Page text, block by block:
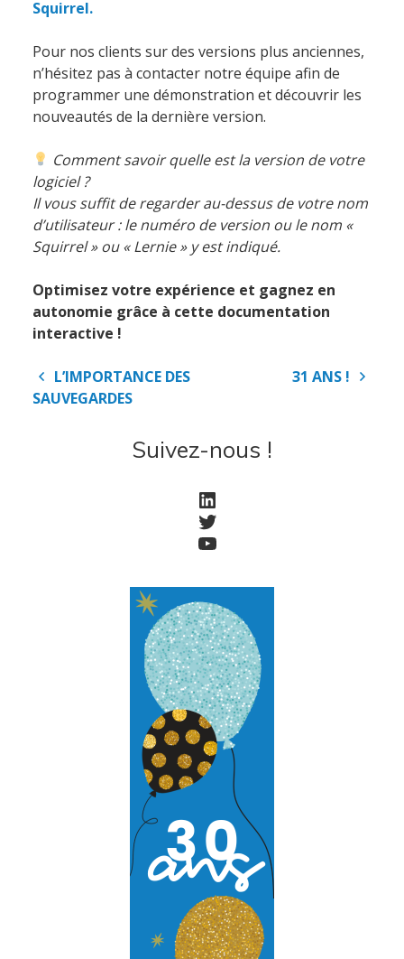
Squirrel.
Pour nos clients sur des versions plus anciennes,
n’hésitez pas à contacter notre équipe afin de
programmer une démonstration et découvrir les
nouveautés de la dernière version.
Comment savoir quelle est la version de votre
logiciel ?
Il vous suffit de regarder au-dessus de votre nom
d’utilisateur : le numéro de version ou le nom «
Squirrel » ou « Lernie » y est indiqué.
Optimisez votre expérience et gagnez en
autonomie grâce à cette documentation
interactive !
Navigation
de
L’IMPORTANCE DES
SAUVEGARDES
31 ANS !
Suivez-nous !
LinkedIn
Twitter
YouTube
Accueil
Notre équipe
Nos partenaires
Notre démarche RSE
Services
Audit et conseil
Support Technique
Formation
Migration
Produit
Logiciel de supervision
Logiciel de télésurveillance
Logiciel de téléassistance